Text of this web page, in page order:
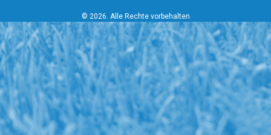
© 2026. Alle Rechte vorbehalten